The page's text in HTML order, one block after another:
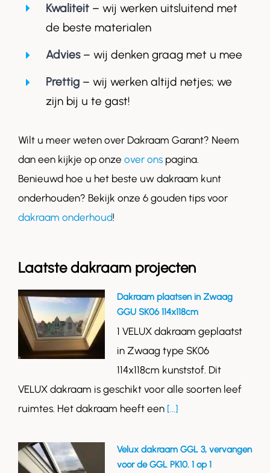
Kwaliteit– wij werken uitsluitend met
de beste materialen
Advies– wij denken graag met u mee
Prettig– wij werken altijd netjes; we
zijn bij u te gast!
Wilt u meer weten over Dakraam Garant? Neem
dan een kijkje op onze over ons pagina.
Benieuwd hoe u het beste uw dakraam kunt
onderhouden? Bekijk onze 6 gouden tips voor
dakraam onderhoud!
Laatste dakraam projecten
Dakraam plaatsen in Zwaag
GGU SK06 114x118cm
1 VELUX dakraam geplaatst
in Zwaag type SK06
114x118cm kunststof. Dit
VELUX dakraam is geschikt voor alle soorten leef
ruimtes. Het dakraam heeft een [...]
Velux dakraam GGL 3, vervangen
voor de GGL PK10. 1 op 1